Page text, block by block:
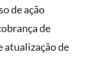
de ação
de
atualização de